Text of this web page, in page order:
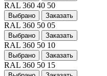
RAL 360 40 50
Выбрано Заказать
RAL 360 50 05
Выбрано Заказать
RAL 360 50 10
Выбрано Заказать
RAL 360 50 15